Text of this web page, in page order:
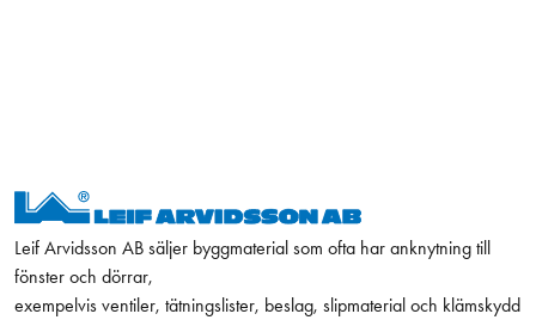
Leif Arvidsson AB säljer byggmaterial som ofta har anknytning till
fönster och dörrar,
exempelvis ventiler, tätningslister, beslag, slipmaterial och klämskydd